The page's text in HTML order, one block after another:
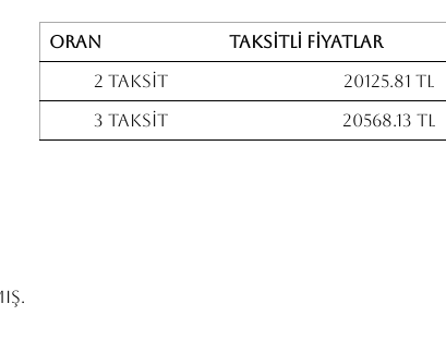
Oran
Taksitli fiyatlar
2 Taksit
20125.81 TL
3 Taksit
20568.13 TL